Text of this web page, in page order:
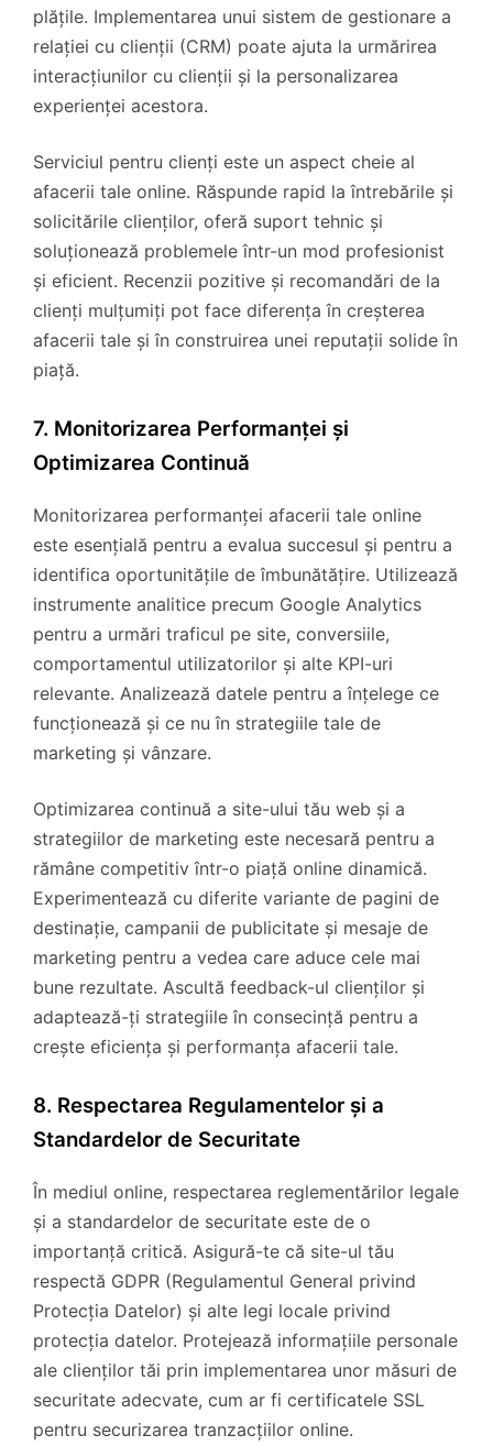
plățile. Implementarea unui sistem de gestionare a
relației cu clienții (CRM) poate ajuta la urmărirea
interacțiunilor cu clienții și la personalizarea
experienței acestora.
Serviciul pentru clienți este un aspect cheie al
afacerii tale online. Răspunde rapid la întrebările și
solicitările clienților, oferă suport tehnic și
soluționează problemele într-un mod profesionist
și eficient. Recenzii pozitive și recomandări de la
clienți mulțumiți pot face diferența în creșterea
afacerii tale și în construirea unei reputații solide în
piață.
7. Monitorizarea Performanței și
Optimizarea Continuă
Monitorizarea performanței afacerii tale online
este esențială pentru a evalua succesul și pentru a
identifica oportunitățile de îmbunătățire. Utilizează
instrumente analitice precum Google Analytics
pentru a urmări traficul pe site, conversiile,
comportamentul utilizatorilor și alte KPI-uri
relevante. Analizează datele pentru a înțelege ce
funcționează și ce nu în strategiile tale de
marketing și vânzare.
Optimizarea continuă a site-ului tău web și a
strategiilor de marketing este necesară pentru a
rămâne competitiv într-o piață online dinamică.
Experimentează cu diferite variante de pagini de
destinație, campanii de publicitate și mesaje de
marketing pentru a vedea care aduce cele mai
bune rezultate. Ascultă feedback-ul clienților și
adaptează-ți strategiile în consecință pentru a
crește eficiența și performanța afacerii tale.
8. Respectarea Regulamentelor și a
Standardelor de Securitate
În mediul online, respectarea reglementărilor legale
și a standardelor de securitate este de o
importanță critică. Asigură-te că site-ul tău
respectă GDPR (Regulamentul General privind
Protecția Datelor) și alte legi locale privind
protecția datelor. Protejează informațiile personale
ale clienților tăi prin implementarea unor măsuri de
securitate adecvate, cum ar fi certificatele SSL
pentru securizarea tranzacțiilor online.